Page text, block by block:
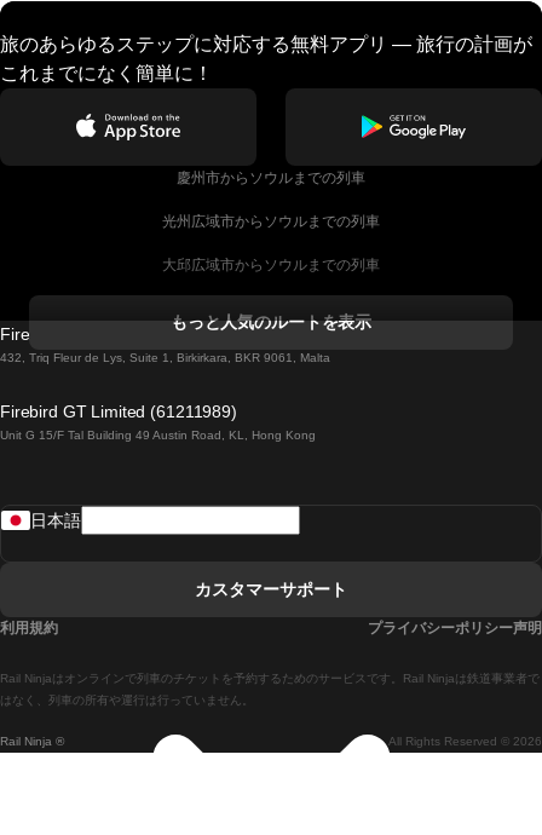
旅のあらゆるステップに対応する無料アプリ — 旅行の計画が
これまでになく簡単に！
慶州市からソウルまでの列車
光州広域市からソウルまでの列車
大邱広域市からソウルまでの列車
ダブリンからゴールウェイまでの列車
ローマからナポリまでの列車
マドリードからセビリアまでの列車
マドリードからアリカンテまでの列車
もっと人気のルートを表示
Firebird GT Limited (OC 1451)
432, Triq Fleur de Lys, Suite 1, Birkirkara, BKR 9061, Malta
Firebird GT Limited (61211989)
Unit G 15/F Tal Building 49 Austin Road, KL, Hong Kong
Rail Ninja ® All Rights Reserved © 2026
Rail Ninjaはオンラインで列車のチケットを予約するためのサービスです。Rail Ninjaは鉄道事業者で
はなく、列車の所有や運行は行っていません。
日本語
カスタマーサポート
利用規約 プライバシーポリシー声明